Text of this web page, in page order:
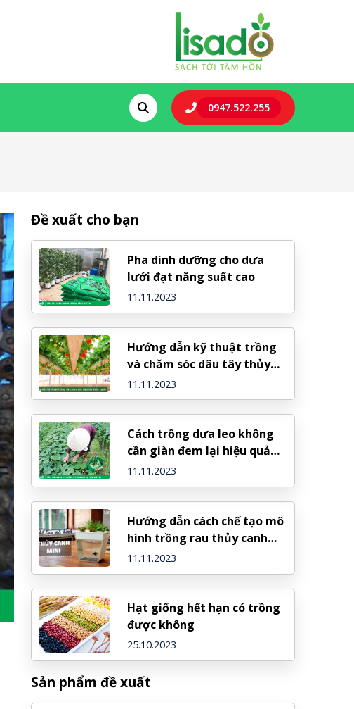
0947.522.255
Đề xuất cho bạn
Pha dinh dưỡng cho dưa
lưới đạt năng suất cao
11.11.2023
Hướng dẫn kỹ thuật trồng
và chăm sóc dâu tây thủy
canh
11.11.2023
Cách trồng dưa leo không
cần giàn đem lại hiệu quả
cao
11.11.2023
Hướng dẫn cách chế tạo mô
hình trồng rau thủy canh
mini
11.11.2023
Hạt giống hết hạn có trồng
được không
25.10.2023
Sản phẩm đề xuất